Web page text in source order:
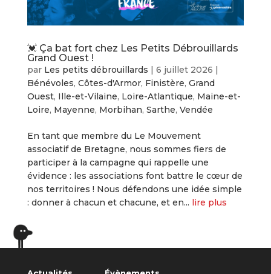
💓 Ça bat fort chez Les Petits Débrouillards
Grand Ouest !
par Les petits débrouillards | 6 juillet 2026 |
Bénévoles, Côtes-d'Armor, Finistère, Grand
Ouest, Ille-et-Vilaine, Loire-Atlantique, Maine-et-
Loire, Mayenne, Morbihan, Sarthe, Vendée
En tant que membre du Le Mouvement
associatif de Bretagne, nous sommes fiers de
participer à la campagne qui rappelle une
évidence : les associations font battre le cœur de
nos territoires ! Nous défendons une idée simple
: donner à chacun et chacune, et en... lire plus